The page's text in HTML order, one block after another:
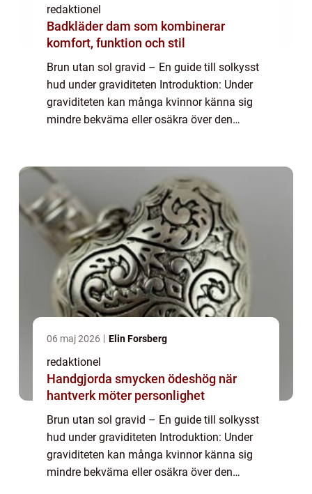
redaktionel
Badkläder dam som kombinerar
komfort, funktion och stil
Brun utan sol gravid – En guide till solkysst
hud under graviditeten Introduktion: Under
graviditeten kan många kvinnor känna sig
mindre bekväma eller osäkra över den
06 maj 2026 Elin Forsberg
redaktionel
Handgjorda smycken ödeshög när
hantverk möter personlighet
Brun utan sol gravid – En guide till solkysst
hud under graviditeten Introduktion: Under
graviditeten kan många kvinnor känna sig
mindre bekväma eller osäkra över den